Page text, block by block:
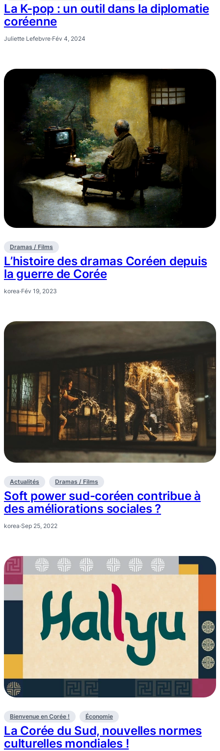
La K-pop : un outil dans la diplomatie
coréenne
Juliette Lefebvre·Fév 4, 2024
Dramas / Films
L’histoire des dramas Coréen depuis
la guerre de Corée
korea·Fév 19, 2023
Actualités Dramas / Films
Soft power sud-coréen contribue à
des améliorations sociales ?
korea·Sep 25, 2022
Bienvenue en Corée ! Économie
La Corée du Sud, nouvelles normes
culturelles mondiales !